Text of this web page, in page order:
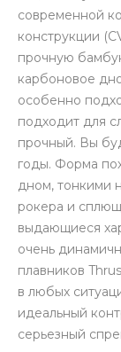
современной
конструкции
прочную
карбоновое
особенно
подходит для
прочный. Вы
годы. Форма
дном, тонкими
рокера и
выдающиеся
очень
плавников
в любых
идеальный
серьезный